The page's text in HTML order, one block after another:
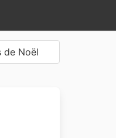
de Noël